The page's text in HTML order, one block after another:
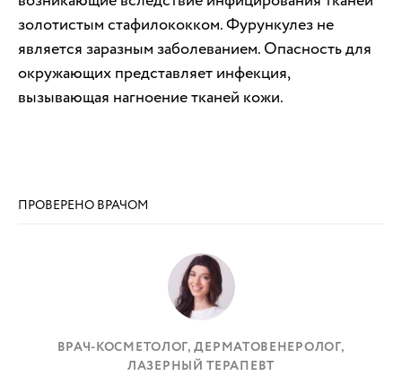
золотистым стафилококком. Фурункулез не
является заразным заболеванием. Опасность для
окружающих представляет инфекция,
вызывающая нагноение тканей кожи.
ПРОВЕРЕНО ВРАЧОМ
ВРАЧ-КОСМЕТОЛОГ, ДЕРМАТОВЕНЕРОЛОГ,
ЛАЗЕРНЫЙ ТЕРАПЕВТ